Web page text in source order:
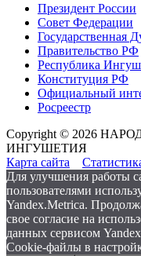
Президент России
Совет Федерации
Государственная
Правительство РФ
Республика
Конституция РФ
Официальный
Росреестр
Copyright © 2026
ИНГУШЕТИЯ
Карта сайта
Для улучшения работы
пользователями
Yandex.Metrica.
свое согласие на
данных сервисом
Cookie-файлы в